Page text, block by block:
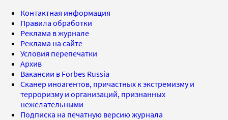
Контактная информация
Правила обработки
Реклама в журнале
Реклама на сайте
Условия перепечатки
Архив
Вакансии в Forbes Russia
Сканер иноагентов, причастных к экстремизму и
терроризму и организаций, признанных
нежелательными
Подписка на печатную версию журнала